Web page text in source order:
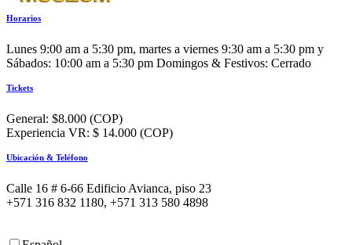
Horarios
Lunes 9:00 am a 5:30 pm, martes a viernes 9:30 am a 5:30 pm y
Sábados: 10:00 am a 5:30 pm Domingos & Festivos: Cerrado
Tickets
General: $8.000 (COP)
Experiencia VR: $ 14.000 (COP)
Ubicación & Teléfono
Calle 16 # 6-66 Edificio Avianca, piso 23
+571 316 832 1180, +571 313 580 4898